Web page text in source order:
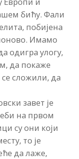
бићу. Фали
побијена
Имамо
одигра улогу,
да покаже
се сложили, да
завет је
на првом
су они који
то је
да лаже,